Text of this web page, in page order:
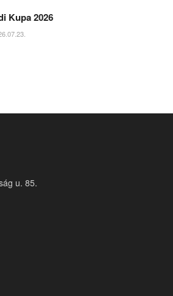
Kupa 2026
u. 85.